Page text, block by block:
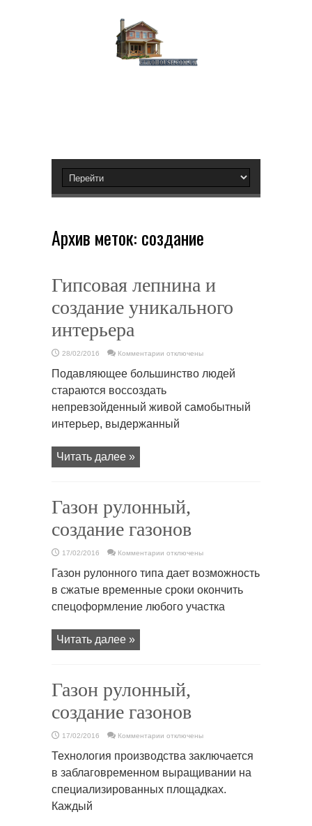
Архив меток: создание
Гипсовая лепнина и
создание уникального
интерьера
28/02/2016 Комментарии
лепнина
создание
интерьера
отключены
Подавляющее большинство людей
стараются воссоздать
непревзойденный живой самобытный
интерьер, выдержанный
Читать далее »
Газон рулонный,
создание газонов
17/02/2016 Комментарии
рулонный,
газонов
отключены
Газон рулонного типа дает возможность
в сжатые временные сроки окончить
спецоформление любого участка
Читать далее »
Газон рулонный,
создание газонов
17/02/2016 Комментарии
рулонный,
газонов
отключены
Технология производства заключается
в заблаговременном выращивании на
специализированных площадках.
Каждый